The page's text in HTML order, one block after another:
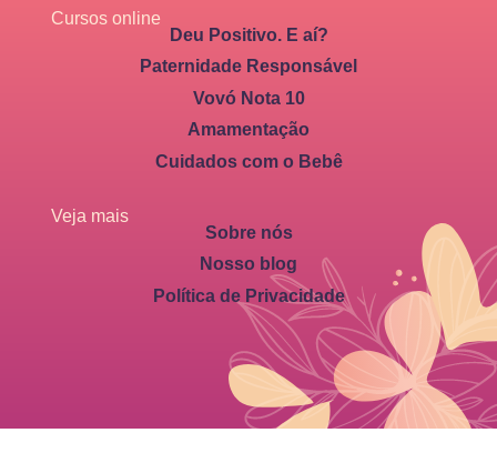
Cursos online
Deu Positivo. E aí?
Paternidade Responsável
Vovó Nota 10
Amamentação
Cuidados com o Bebê
Veja mais
Sobre nós
Nosso blog
Política de Privacidade